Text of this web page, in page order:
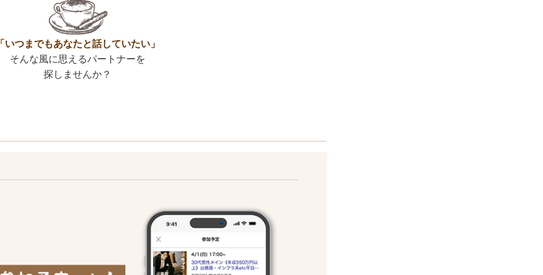
「いつまでもあなたと話していたい」
そんな風に思えるパートナーを
探しませんか？